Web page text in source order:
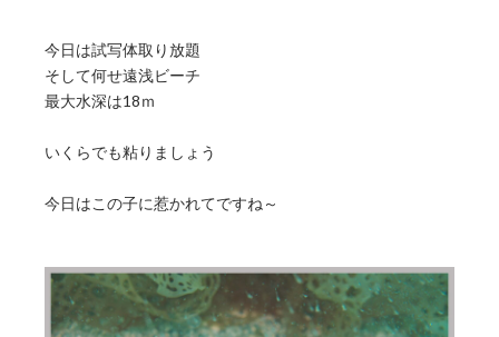
今日は試写体取り放題
そして何せ遠浅ビーチ
最大水深は18ｍ
いくらでも粘りましょう
今日はこの子に惹かれてですね～